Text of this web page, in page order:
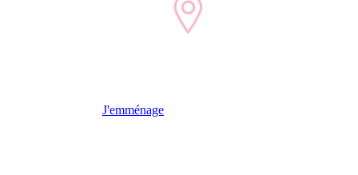
J'emménage